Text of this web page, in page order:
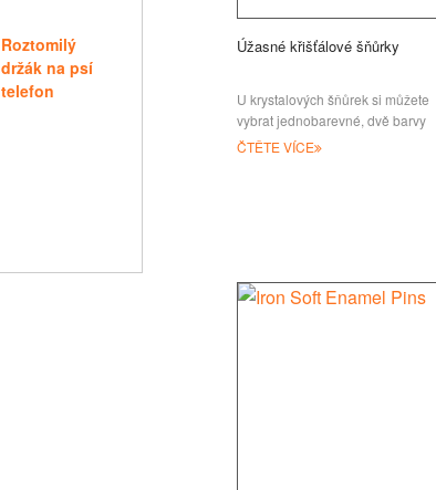
Roztomilý
držák na psí
telefon
Úžasné křišťálové šňůrky
U krystalových šňůrek si můžete
vybrat jednobarevné, dvě barvy
lemované na každé straně šňůrek,
ČTĚTE VÍCE